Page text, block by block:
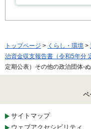
トップページ > くらし・環境 >
治資金収支報告書（令和5年分
定期公表）その他の政治団体-ぬ
ペ
サイトマップ
ウェブアクセシビリティ